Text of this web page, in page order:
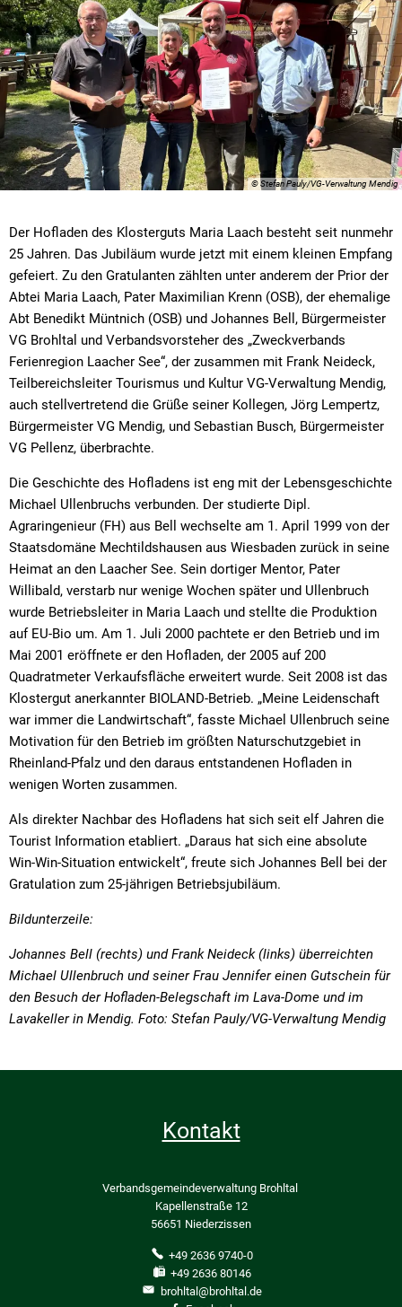
Sitzungskalender
Stellenangebote und Ausbildung
Wahlen
Mitarbeiter von A-Z
Müllabfuhr
Notrufnummern
Ordnungsamt
Ratsinfosystem
Standesamt
Schiedspersonen
Steuern
Vordrucke/Formulare
Bebauungspläne
Schulen Grundschulen
Realschule
Förder- und
Satzungen
Sozialhilfe
Vereine
Niederdürenbach
Niederzissen
Oberdürenbach
Oberzissen
Schalkenbach
Spessart
Wehr
Weibern
© Stefan Pauly/VG-Verwaltung Mendig
Der Hofladen des Klosterguts Maria Laach besteht seit nunmehr
25 Jahren. Das Jubiläum wurde jetzt mit einem kleinen Empfang
gefeiert. Zu den Gratulanten zählten unter anderem der Prior der
Abtei Maria Laach, Pater Maximilian Krenn (OSB), der ehemalige
Abt Benedikt Müntnich (OSB) und Johannes Bell, Bürgermeister
VG Brohltal und Verbandsvorsteher des „Zweckverbands
Ferienregion Laacher See“, der zusammen mit Frank Neideck,
Teilbereichsleiter Tourismus und Kultur VG-Verwaltung Mendig,
auch stellvertretend die Grüße seiner Kollegen, Jörg Lempertz,
Bürgermeister VG Mendig, und Sebastian Busch, Bürgermeister
VG Pellenz, überbrachte.
Die Geschichte des Hofladens ist eng mit der Lebensgeschichte
Michael Ullenbruchs verbunden. Der studierte Dipl.
Agraringenieur (FH) aus Bell wechselte am 1. April 1999 von der
Staatsdomäne Mechtildshausen aus Wiesbaden zurück in seine
Heimat an den Laacher See. Sein dortiger Mentor, Pater
Willibald, verstarb nur wenige Wochen später und Ullenbruch
wurde Betriebsleiter in Maria Laach und stellte die Produktion
auf EU-Bio um. Am 1. Juli 2000 pachtete er den Betrieb und im
Mai 2001 eröffnete er den Hofladen, der 2005 auf 200
Quadratmeter Verkaufsfläche erweitert wurde. Seit 2008 ist das
Klostergut anerkannter BIOLAND-Betrieb. „Meine Leidenschaft
war immer die Landwirtschaft“, fasste Michael Ullenbruch seine
Motivation für den Betrieb im größten Naturschutzgebiet in
Rheinland-Pfalz und den daraus entstandenen Hofladen in
wenigen Worten zusammen.
Als direkter Nachbar des Hofladens hat sich seit elf Jahren die
Tourist Information etabliert. „Daraus hat sich eine absolute
Win-Win-Situation entwickelt“, freute sich Johannes Bell bei der
Gratulation zum 25-jährigen Betriebsjubiläum.
Bildunterzeile:
Johannes Bell (rechts) und Frank Neideck (links) überreichten
Michael Ullenbruch und seiner Frau Jennifer einen Gutschein für
den Besuch der Hofladen-Belegschaft im Lava-Dome und im
Lavakeller in Mendig. Foto: Stefan Pauly/VG-Verwaltung Mendig
Kontakt
Verbandsgemeindeverwaltung Brohltal
Kapellenstraße 12
56651 Niederzissen
+49 2636 9740-0
+49 2636 80146
brohltal@brohltal.de